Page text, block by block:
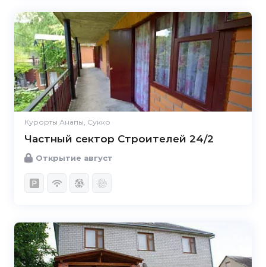
Курорты Анапы, Сукко
Частный сектор Строителей 24/2
Открытие август